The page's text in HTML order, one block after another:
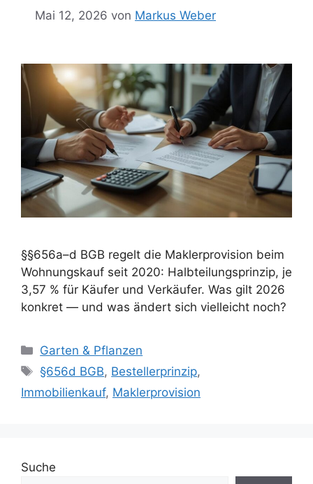
Mai 12, 2026 von Markus Weber
§§656a–d BGB regelt die Maklerprovision beim
Wohnungskauf seit 2020: Halbteilungsprinzip, je
3,57 % für Käufer und Verkäufer. Was gilt 2026
konkret — und was ändert sich vielleicht noch?
Kategorien
Garten & Pflanzen
Schlagwörter
§656d BGB, Bestellerprinzip,
Immobilienkauf, Maklerprovision
Suche